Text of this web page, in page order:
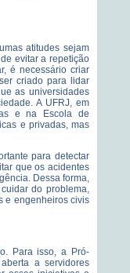
atitudes sejam
evitar a repetição
é necessário criar
criado para lidar
as universidades
A UFRJ, em
e na Escola de
e privadas, mas
para detectar
que os acidentes
Dessa forma,
do problema,
e engenheiros civis
Para isso, a Pró-
a servidores